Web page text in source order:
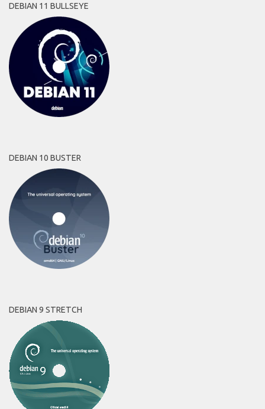
DEBIAN 11 BULLSEYE
DEBIAN 10 BUSTER
DEBIAN 9 STRETCH